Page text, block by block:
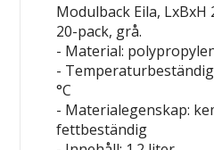
Modulback Eila, LxBxH
20-pack, grå.
- Material:
-
°C
- Materialegenskap:
fettbeständig